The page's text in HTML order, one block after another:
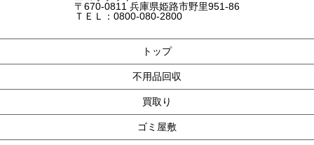
〒670-0811 兵庫県姫路市野里951-86
ＴＥＬ：0800-080-2800
トップ
不用品回収
買取り
ゴミ屋敷